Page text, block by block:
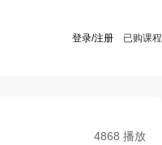
登录/注册 已购课程
4868 播放